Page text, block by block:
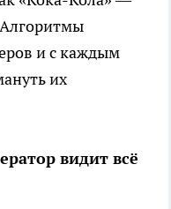
и с каждым
их
видит всё